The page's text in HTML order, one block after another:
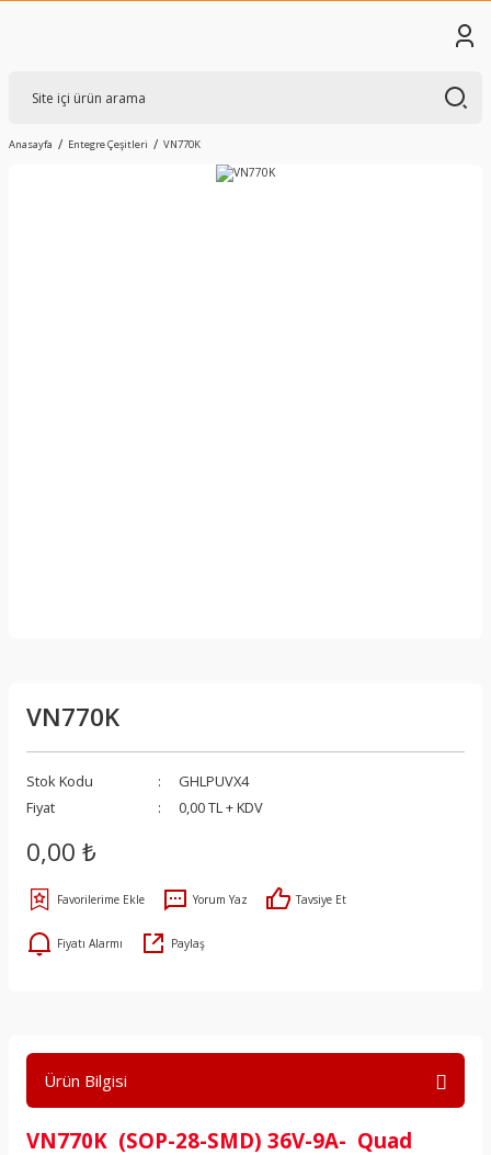
Anasayfa Entegre Çeşitleri VN770K
VN770K
Stok Kodu
GHLPUVX4
Fiyat
0,00 TL + KDV
0,00 ₺
Yorum Yaz Tavsiye Et
Fiyatı Alarmı Paylaş
Ürün Bilgisi
VN770K (SOP-28-SMD) 36V-9A- Quad